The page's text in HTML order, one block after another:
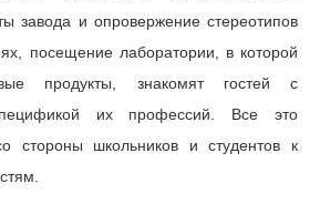
завода и опровержение стереотипов
посещение лаборатории, в которой
продукты, знакомят гостей с
их профессий. Все это
стороны школьников и студентов к